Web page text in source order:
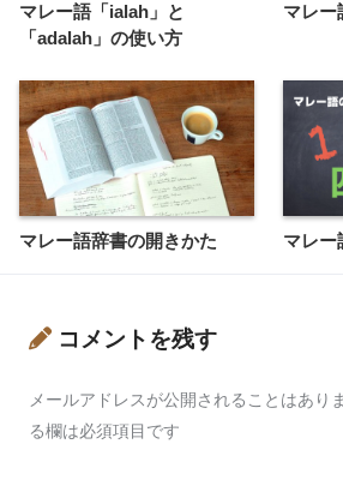
マレー語「ialah」と
「adalah」の使い方
マレー
マレー語辞書の開きかた マレー
コメントを残す
メールアドレスが公開されることはあり
る欄は必須項目です